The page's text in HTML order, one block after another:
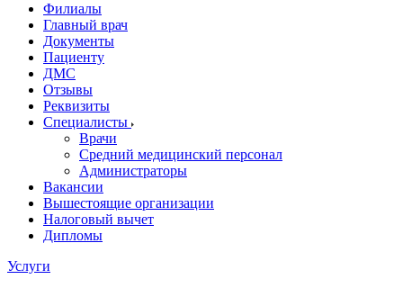
Филиалы
Главный врач
Документы
Пациенту
ДМС
Отзывы
Реквизиты
Специалисты
Врачи
Средний медицинский персонал
Администраторы
Вакансии
Вышестоящие организации
Налоговый вычет
Дипломы
Услуги